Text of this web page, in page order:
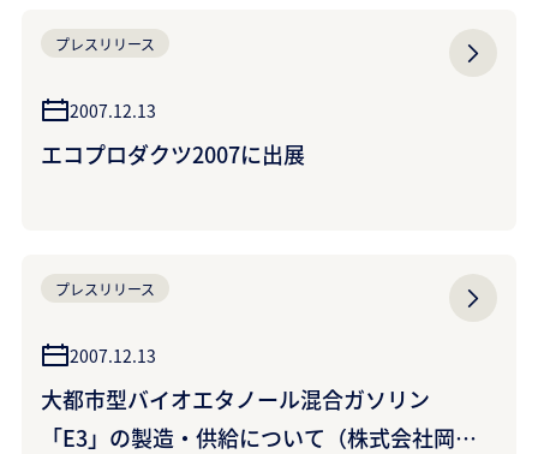
プレスリリース
2007.12.13
エコプロダクツ2007に出展
プレスリリース
2007.12.13
大都市型バイオエタノール混合ガソリン
「E3」の製造・供給について（株式会社岡山